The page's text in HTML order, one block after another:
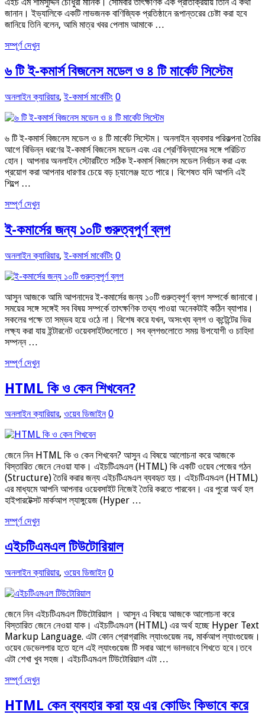
জানান। ইভ্যালিকে একটি লাভজনক বাণিজ্যিক প্রতিষ্ঠানে রূপান্তরের চেষ্টা করা হবে
জানিয়ে তিনি বলেন, আমি মাত্র খবর পেলাম আমাকে …
সম্পূর্ণ দেখুন
৬ টি ই-কমার্স বিজনেস মডেল ও ৪ টি মার্কেট সিস্টেম
অনলাইন ক্যারিয়ার,ই-কমার্স মার্কেটিং 0
৬ টি ই-কমার্স বিজনেস মডেল ও ৪ টি মার্কেট সিস্টেম। অনলাইন ব্যবসার পরিকল্পনা তৈরির
আগে বিভিন্ন ধরণের ই-কমার্স বিজনেস মডেল এবং এর শ্রেণিবিন্যাসের সঙ্গে পরিচিত
হোন। আপনার অনলাইন স্টোরটিতে সঠিক ই-কমার্স বিজনেস মডেল নির্বাচন করা এবং
প্রয়োগ করা আপনার ধারণার চেয়ে বড় চ্যালেঞ্জ হতে পারে। বিশেষত যদি আপনি এই
শিল্পে …
সম্পূর্ণ দেখুন
ই-কমার্সের জন্য ১০টি গুরুত্বপূর্ণ ব্লগ
অনলাইন ক্যারিয়ার,ই-কমার্স মার্কেটিং 0
আসুন আজকে আমি আপনাদের ই-কমার্সের জন্য ১০টি গুরুত্বপূর্ণ ব্লগ সম্পর্কে জানাবো।
সময়ের সঙ্গে সঙ্গেই সব বিষয় সম্পর্কে তাৎক্ষণিক তথ্য পাওয়া অনেকটাই কঠিন ব্যাপার।
সকলের পক্ষে তা সম্ভব হয়ে ওঠে না। বিশেষ করে যখন, অসংখ্য ব্লগ ও কন্টেন্টের ভির
লক্ষ্য করা যায় ইন্টারনেট ওয়েবসাইটগুলোতে। সব ব্লগগুলোতে সময় উপযোগী ও চাহিদা
সম্পন্ন …
সম্পূর্ণ দেখুন
HTML কি ও কেন শিখবেন?
অনলাইন ক্যারিয়ার, ওয়েব ডিজাইন 0
জেনে নিন HTML কি ও কেন শিখবেন? আসুন এ বিষয়ে আলোচনা করে আজকে
বিস্তারিত জেনে নেওয়া যাক। এইচটিএমএল (HTML) কি একটি ওয়েব পেজের গঠন
(Structure) তৈরি করার জন্য এইচটিএমএল ব্যবহৃত হয়। এইচটিএমএল (HTML)
এর মাধ্যমে আপনি আপনার ওয়েবসাইট নিজেই তৈরি করতে পারবেন। এর পুরো অর্থ হল
হাইপারটেক্সট মার্কআপ ল্যাঙ্গুয়েজ (Hyper …
সম্পূর্ণ দেখুন
এইচটিএমএল টিউটোরিয়াল
অনলাইন ক্যারিয়ার, ওয়েব ডিজাইন 0
জেনে নিন এইচটিএমএল টিউটোরিয়াল । আসুন এ বিষয়ে আজকে আলোচনা করে
বিস্তারিত জেনে নেওয়া যাক। এইচটিএমএল (HTML) এর অর্থ হচ্ছে Hyper Text
Markup Language. এটা কোন প্রোগ্রামিং ল্যাংগুয়েজ নয়, মার্কআপ ল্যাংগুয়েজ।
ওয়েব ডেভেলপার হতে হলে এই ল্যাংগুয়েজ টি সবার আগে ভালভাবে শিখতে হবে।তবে
এটা শেখা খুব সহজ। এইচটিএমএল টিউটোরিয়াল এটা …
সম্পূর্ণ দেখুন
HTML কেন ব্যবহার করা হয় এর কোডিং কিভাবে করে